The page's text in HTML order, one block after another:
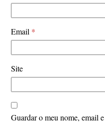
Email *
Site
Guardar o meu nome, email